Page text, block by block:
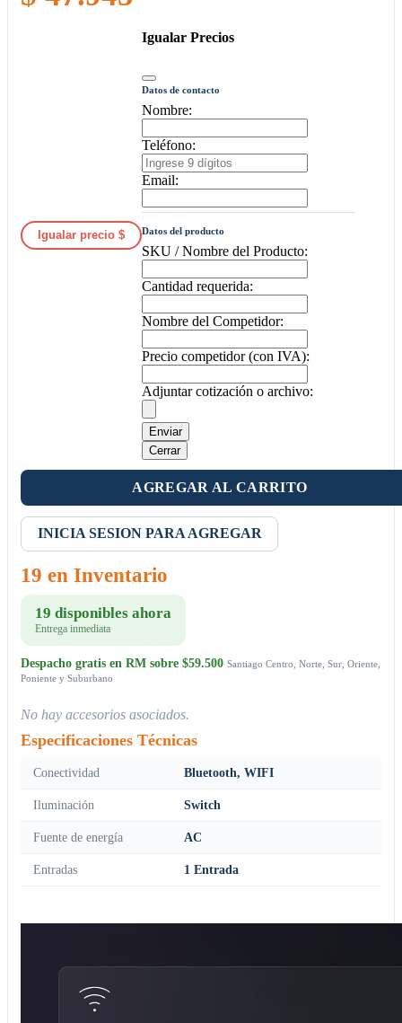
Igualar precio $
Igualar Precios
Datos de contacto
Nombre:
Teléfono:
Email:
Datos del producto
SKU / Nombre del Producto:
Cantidad requerida:
Nombre del Competidor:
Precio competidor (con IVA):
Adjuntar cotización o archivo:
Enviar
Cerrar
AGREGAR AL CARRITO
INICIA SESION PARA AGREGAR
19 en Inventario
19 disponibles ahora
Entrega inmediata
Despacho gratis en RM sobre $59.500 Santiago Centro, Norte, Sur, Oriente,
Poniente y Suburbano
No hay accesorios asociados.
Especificaciones Técnicas
Conectividad Bluetooth, WIFI
Iluminación Switch
Fuente de energía AC
Entradas 1 Entrada